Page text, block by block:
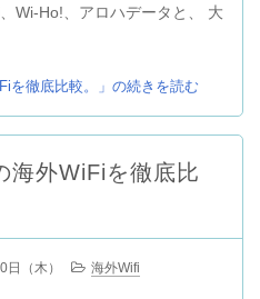
Wi-Ho!、アロハデータと、 大
を徹底比較。」の続きを読む
海外WiFiを徹底比
（木） 海外Wifi